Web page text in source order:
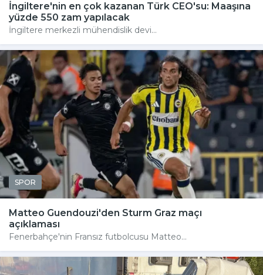
İngiltere'nin en çok kazanan Türk CEO'su: Maaşına
yüzde 550 zam yapılacak
İngiltere merkezli mühendislik devi...
SPOR
Matteo Guendouzi'den Sturm Graz maçı
açıklaması
Fenerbahçe'nin Fransız futbolcusu Matteo...